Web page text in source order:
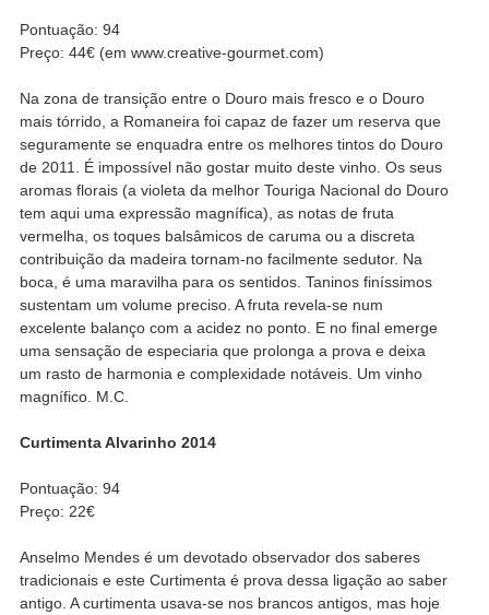
Pontuação: 94
Preço: 44€ (em www.creative-gourmet.com)
Na zona de transição entre o Douro mais fresco e o Douro
mais tórrido, a Romaneira foi capaz de fazer um reserva que
seguramente se enquadra entre os melhores tintos do Douro
de 2011. É impossível não gostar muito deste vinho. Os seus
aromas florais (a violeta da melhor Touriga Nacional do Douro
tem aqui uma expressão magnífica), as notas de fruta
vermelha, os toques balsâmicos de caruma ou a discreta
contribuição da madeira tornam-no facilmente sedutor. Na
boca, é uma maravilha para os sentidos. Taninos finíssimos
sustentam um volume preciso. A fruta revela-se num
excelente balanço com a acidez no ponto. E no final emerge
uma sensação de especiaria que prolonga a prova e deixa
um rasto de harmonia e complexidade notáveis. Um vinho
magnífico. M.C.
Curtimenta Alvarinho 2014
Pontuação: 94
Preço: 22€
Anselmo Mendes é um devotado observador dos saberes
tradicionais e este Curtimenta é prova dessa ligação ao saber
antigo. A curtimenta usava-se nos brancos antigos, mas hoje